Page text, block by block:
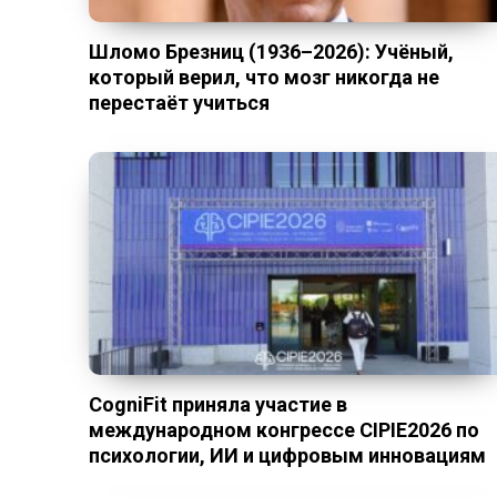
Шломо Брезниц (1936–2026): Учёный,
который верил, что мозг никогда не
перестаёт учиться
CogniFit приняла участие в
международном конгрессе CIPIE2026 по
психологии, ИИ и цифровым инновациям